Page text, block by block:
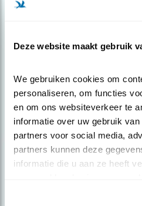
Deze website maakt gebruik
We gebruiken cookies om
personaliseren, om functies
en om ons websiteverkeer te
informatie over uw gebruik
partners voor social media,
partners kunnen deze
informatie die u aan ze heeft
over vogels en activiteiten van